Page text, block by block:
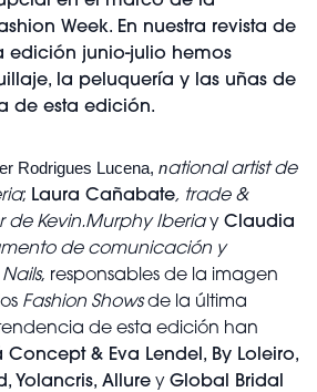
Week. En nuestra revista de
edición junio-julio hemos
la peluquería y las uñas de
de esta edición.
Rodrigues Lucena, national artist de
; Laura Cañabate, trade &
Kevin.Murphy Iberiay Claudia
de comunicación y
, responsables de la imagen
Fashion Showsde la última
de esta edición han
Concept & Eva Lendel, By Loleiro,
Yolancris, Allure y Global Bridal